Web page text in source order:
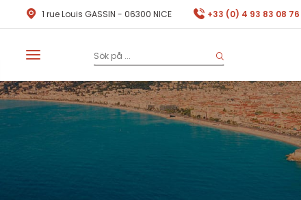
1 rue Louis GASSIN - 06300 NICE +33 (0) 4 93 83 08 76